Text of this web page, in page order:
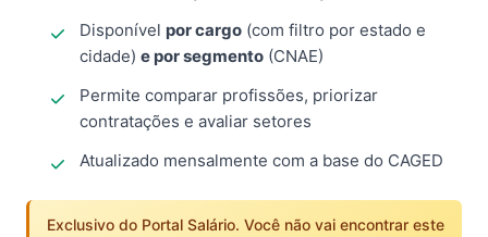
Disponível por cargo (com filtro por estado e
cidade) e por segmento (CNAE)
Permite comparar profissões, priorizar
contratações e avaliar setores
Atualizado mensalmente com a base do CAGED
Exclusivo do Portal Salário. Você não vai encontrar este